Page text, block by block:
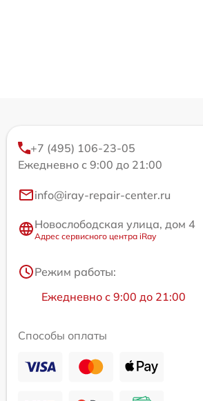
+7 (495) 106-23-05
Ежедневно с 9:00 до 21:00
info@iray-repair-center.ru
Новослободская улица, дом 4
Адрес сервисного центра iRay
Режим работы:
Ежедневно с 9:00 до 21:00
Способы оплаты